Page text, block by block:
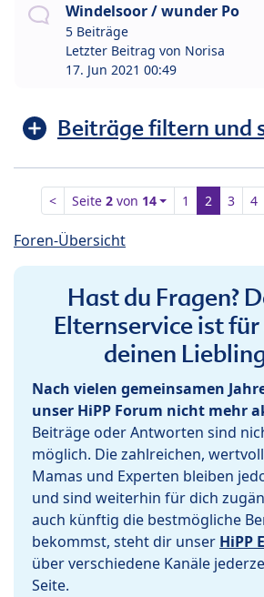
Windelsoor / wunder Po
5 Beiträge
Letzter Beitrag von Norisa
17. Jun 2021 00:49
Beiträge filtern und
< Seite 2von 14 1 2 3 4
Foren-Übersicht
Hast du Fragen?
Elternservice ist
deinen
Nach vielen gemeinsamen
unser HiPP Forum nicht mehr
Beiträge oder Antworten sind
möglich. Die zahlreichen,
Mamas und Experten bleiben
und sind weiterhin für dich
auch künftig die bestmögliche
bekommst, steht dir unser HiPP
über verschiedene Kanäle
Seite.